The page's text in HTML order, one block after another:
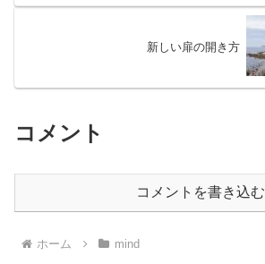
新しい扉の開き方
コメント
コメントを書き込む
ホーム mind